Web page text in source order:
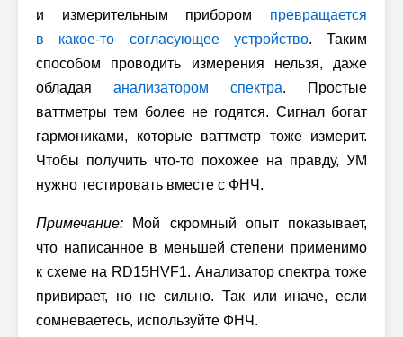
и измерительным прибором превращается
в какое-то согласующее устройство. Таким
способом проводить измерения нельзя, даже
обладая анализатором спектра. Простые
ваттметры тем более не годятся. Сигнал богат
гармониками, которые ваттметр тоже измерит.
Чтобы получить что-то похожее на правду, УМ
нужно тестировать вместе с ФНЧ.
Примечание: Мой скромный опыт показывает,
что написанное в меньшей степени применимо
к схеме на RD15HVF1. Анализатор спектра тоже
привирает, но не сильно. Так или иначе, если
сомневаетесь, используйте ФНЧ.